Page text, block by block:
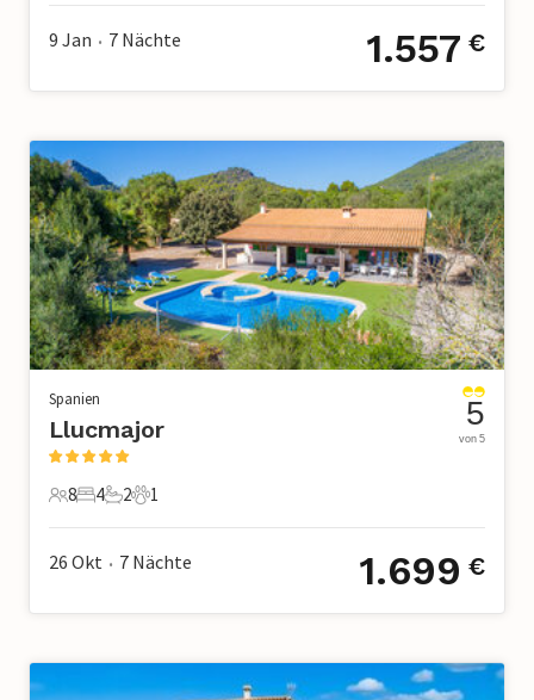
9 Jan • 7 Nächte 1.557 €
Spanien
Llucmajor
8 Gäste
8
4 Schlafzimmer
4
2 Badezimmer
2
1 Haustier
1
5
von 5
26 Okt • 7 Nächte 1.699 €